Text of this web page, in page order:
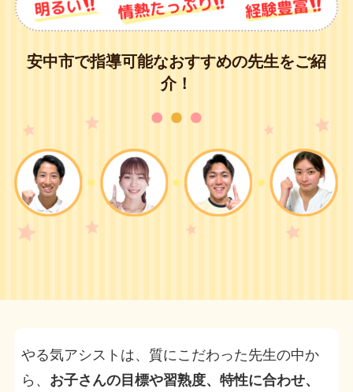
安中市で指導可能なおすすめの先生をご紹
介！
やる気アシストは、質にこだわった先生の中か
ら、 お子さんの目標や習熟度、特性に合わせ、